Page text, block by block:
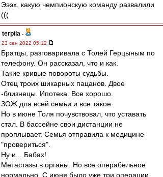
Эээх, какую чемпионскую команду развалили
(((
terpila -
23 сен 2022 05:12
Братцы, разговаривала с Толей Герцыным по
телефону. Он рассказал, что и как.
Такие кривые повороты судьбы.
Отец троих шикарных пацанов. Двое
-близнецы. Ипотека. Все хорошо.
ЗОЖ для всей семьи и все такое.
Но в июне Толя почувствовал, что уставать
стал. В бассейне свои дистанции не
проплывает. Семья отправила к медицине
"провериться".
Ну и... Бабах!
Метастазы в органы. Но все операбельное
нормально. С июня было уже три операции.